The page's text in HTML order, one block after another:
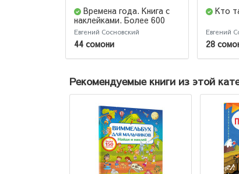
Времена года. Книга с
наклейками. Более 600
наклеек
Евгений Сосновский
44 сомони
Кто
Евгений
28
Рекомендуемые книги из этой